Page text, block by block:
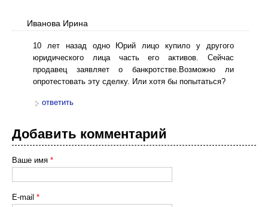
Иванова Ирина
10 лет назад одно Юрий лицо купило у другого
юридического лица часть его активов. Сейчас
продавец заявляет о банкротстве.Возможно ли
опротестовать эту сделку. Или хотя бы попытаться?
ответить
Добавить комментарий
Ваше имя *
E-mail *